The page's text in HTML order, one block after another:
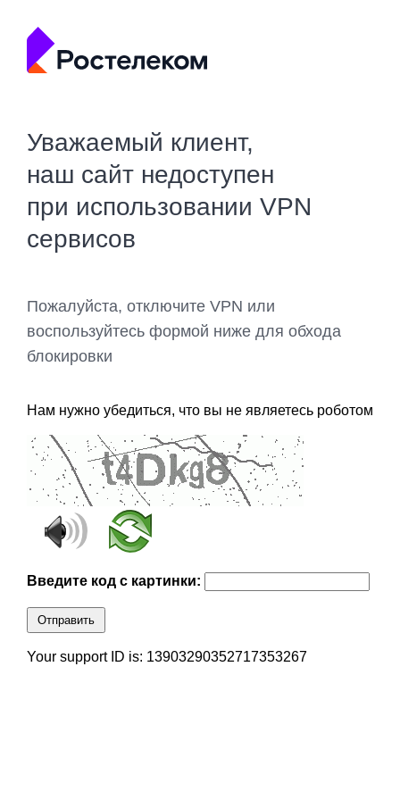
Уважаемый клиент,
наш сайт недоступен
при использовании VPN
сервисов
Пожалуйста, отключите VPN или
воспользуйтесь формой ниже для обхода
блокировки
Нам нужно убедиться, что вы не являетесь роботом
Введите код с картинки:
Отправить
Your support ID is: 13903290352717353267